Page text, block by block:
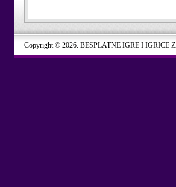
Copyright © 2026. BESPLATNE IGRE I IGRICE